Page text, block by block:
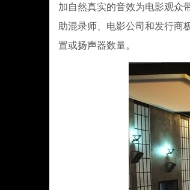
加自然真实的音效为电影观众
助混录师、电影公司和发行商
置或扬声器数量。